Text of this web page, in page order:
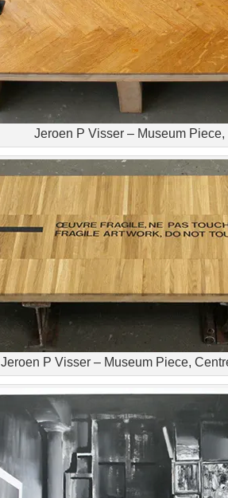
Jeroen P Visser – Museum Piece,
Jeroen P Visser – Museum Piece,